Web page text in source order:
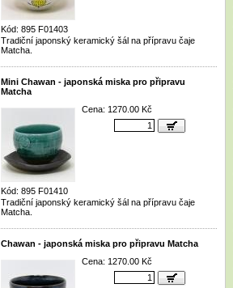
Kód: 895 F01403
Tradiční japonský keramický šál na přípravu čaje
Matcha.
Mini Chawan - japonská miska pro připravu
Matcha
Kód: 895 F01410
Cena: 1270.00 Kč
Tradiční japonský keramický šál na přípravu čaje
Matcha.
Chawan - japonská miska pro připravu Matcha
Cena: 1270.00 Kč